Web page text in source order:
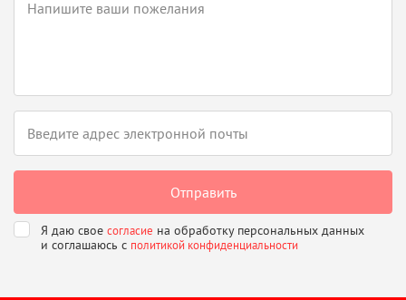
Я даю свое согласие на обработку персональных данных
и соглашаюсь с политикой конфиденциальности